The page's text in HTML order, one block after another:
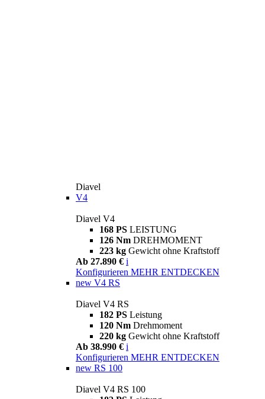
Diavel
V4
Diavel V4
168 PS LEISTUNG
126 Nm DREHMOMENT
223 kg Gewicht ohne Kraftstoff
Ab 27.890 € i
Konfigurieren MEHR ENTDECKEN
new V4 RS
Diavel V4 RS
182 PS Leistung
120 Nm Drehmoment
220 kg Gewicht ohne Kraftstoff
Ab 38.990 € i
Konfigurieren MEHR ENTDECKEN
new RS 100
Diavel V4 RS 100